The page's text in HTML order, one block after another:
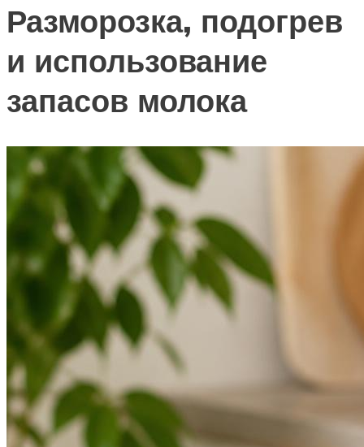
Разморозка, подогрев
и использование
запасов молока